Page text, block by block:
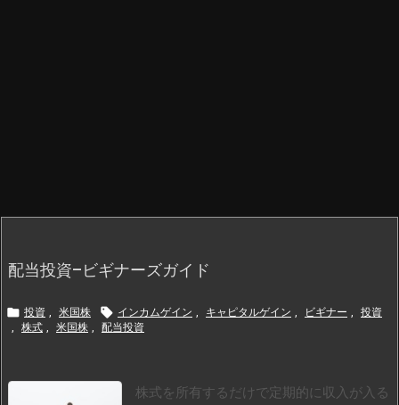
配当投資–ビギナーズガイド
 投資 , 米国株  インカムゲイン , キャピタルゲイン , ビギナー ,
投資
,
株式 , 米国株 , 配当投資
株式を所有するだけで定期的に収入が入る